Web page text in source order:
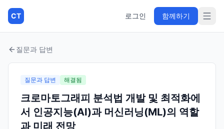
CT 로그인 함께하기
질문과 답변
질문과 답변 해결됨
크로마토그래피 분석법 개발 및 최적화에
서 인공지능(AI)과 머신러닝(ML)의 역할
과 미래 전망